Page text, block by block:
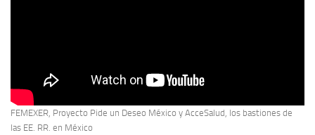
FEMEXER, Proyecto Pide un Deseo México y AcceSalud, los bastiones de
las EE. RR. en México